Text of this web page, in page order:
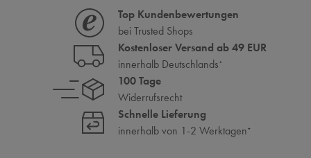
Top Kundenbewertungen
bei Trusted Shops
Kostenloser Versand ab 49 EUR
innerhalb Deutschlands*
100 Tage
Widerrufsrecht
Schnelle Lieferung
innerhalb von 1-2 Werktagen*